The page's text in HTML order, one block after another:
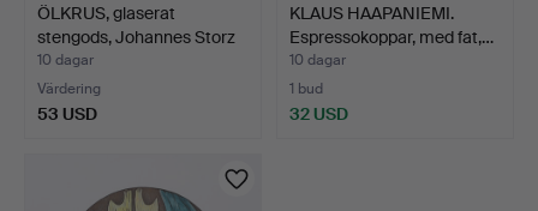
ÖLKRUS, glaserat
stengods, Johannes Storz
…
10 dagar
Värdering
53 USD
KLAUS HAAPANIEMI.
Espressokoppar, med fat,…
10 dagar
1 bud
32 USD